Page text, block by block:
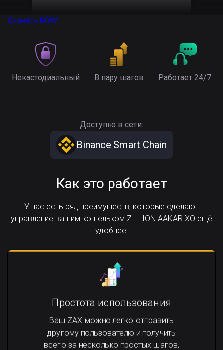
Скачать NOW
Некастодиальный В пару шагов Работает 24/7
Доступно в сети:
Binance Smart Chain
Как это работает
У нас есть ряд преимуществ, которые сделают
управление вашим кошельком ZILLION AAKAR XO ещё
удобнее.
Простота использования
Ваш ZAX можно легко отправить
другому пользователю и получить
всего за несколько простых шагов,